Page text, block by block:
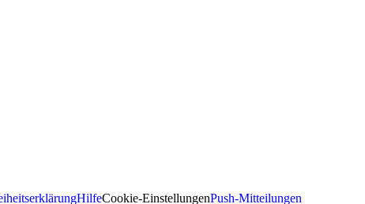
HilfeCookie-EinstellungenPush-Mitteilungen